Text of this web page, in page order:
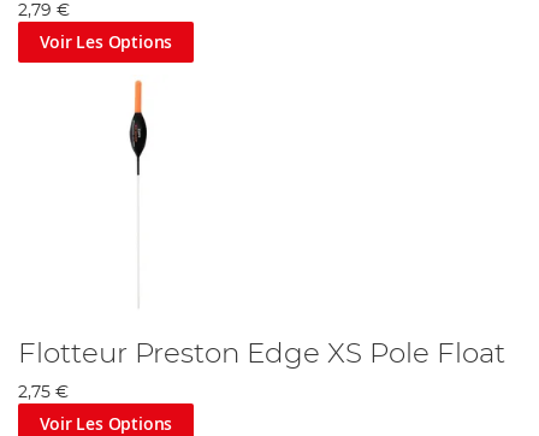
2,79 €
Voir Les Options
Flotteur Preston Edge XS Pole Float
2,75 €
Voir Les Options